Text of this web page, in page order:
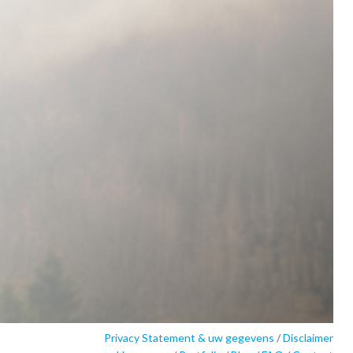
Privacy Statement & uw gegevens /Disclaimer